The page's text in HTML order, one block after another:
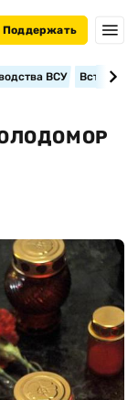
Поддержать
ВСУ